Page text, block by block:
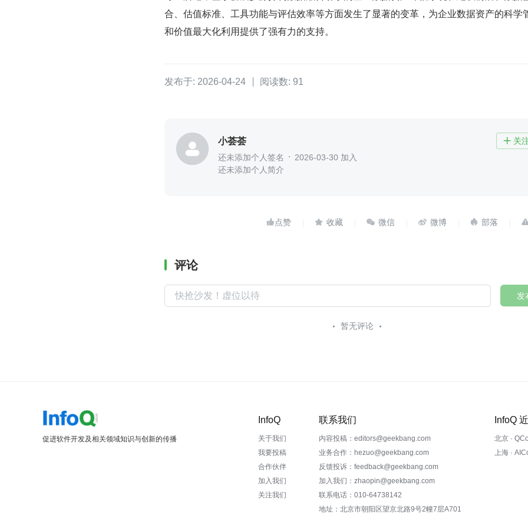
合、估值标准、工具功能与评估效率等方面发生了显著的变革，为企业数据资产的科学
和价值最大化利用提供了强有力的支持。
发布于: 2026-04-24 阅读数: 91
小荟荟  关
还未添加个人签名
2026-03-30 加入
还未添加个人简介
    
评论
发
暂无评论
促进软件开发及相关领域知识与创新的传播
InfoQ
关于我们
我要投稿
合作伙伴
加入我们
关注我们
联系我们
内容投稿：editors@geekbang.com
业务合作：hezuo@geekbang.com
反馈投诉：feedback@geekbang.com
加入我们：zhaopin@geekbang.com
联系电话：010-64738142
地址：北京市朝阳区望京北路9号2幢7层A701
InfoQ
北京 ·
上海 ·